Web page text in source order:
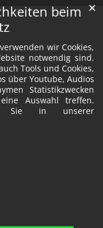
beim
wir Cookies,
notwendig sind.
Tools und Cookies,
über Youtube, Audios
Statistikzwecken
Auswahl treffen.
Sie in unserer
✕